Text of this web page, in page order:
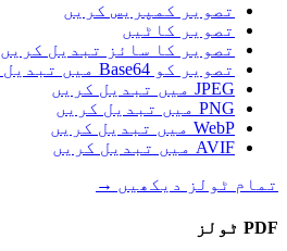
تصویر کمپریس کریں
تصویر کاٹیں
تصویر کا سائز تبدیل کریں
تصویر کو Base64 میں تبدیل کریں
JPEG میں تبدیل کریں
PNG میں تبدیل کریں
WebP میں تبدیل کریں
AVIF میں تبدیل کریں
تمام ٹولز دیکھیں →
PDF ٹولز